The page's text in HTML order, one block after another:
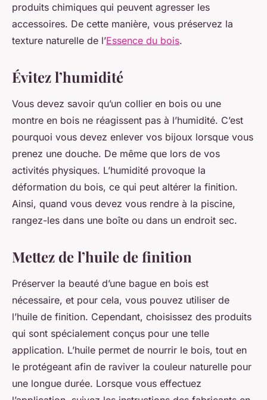
produits chimiques qui peuvent agresser les
accessoires. De cette manière, vous préservez la
texture naturelle de l’Essence du bois.
Évitez l’humidité
Vous devez savoir qu’un collier en bois ou une
montre en bois ne réagissent pas à l’humidité. C’est
pourquoi vous devez enlever vos bijoux lorsque vous
prenez une douche. De même que lors de vos
activités physiques. L’humidité provoque la
déformation du bois, ce qui peut altérer la finition.
Ainsi, quand vous devez vous rendre à la piscine,
rangez-les dans une boîte ou dans un endroit sec.
Mettez de l’huile de finition
Préserver la beauté d’une bague en bois est
nécessaire, et pour cela, vous pouvez utiliser de
l’huile de finition. Cependant, choisissez des produits
qui sont spécialement conçus pour une telle
application. L’huile permet de nourrir le bois, tout en
le protégeant afin de raviver la couleur naturelle pour
une longue durée. Lorsque vous effectuez